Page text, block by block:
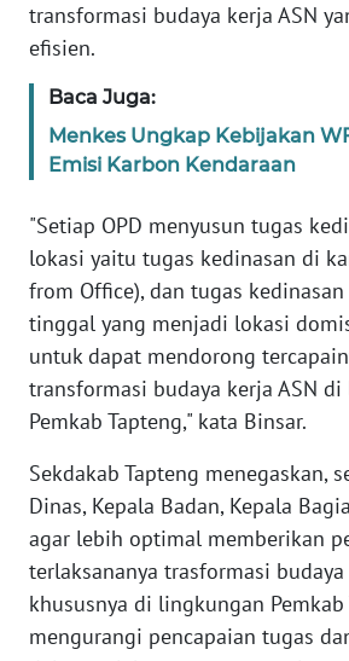
transformasi budaya kerja ASN
efisien.
Baca Juga:
Menkes Ungkap Kebijakan
Emisi Karbon Kendaraan
"Setiap OPD menyusun tugas
lokasi yaitu tugas kedinasan di
from Office), dan tugas
tinggal yang menjadi lokasi
untuk dapat mendorong
transformasi budaya kerja ASN
Pemkab Tapteng," kata Binsar.
Sekdakab Tapteng menegaskan,
Dinas, Kepala Badan, Kepala
agar lebih optimal memberikan
terlaksananya trasformasi budaya
khususnya di lingkungan Pemkab
mengurangi pencapaian tugas
WN
SULBAR
BABEL
SUMBAR
WN
SUMSEL
WN
BENGKULU
WN
LAMPUNG
WN